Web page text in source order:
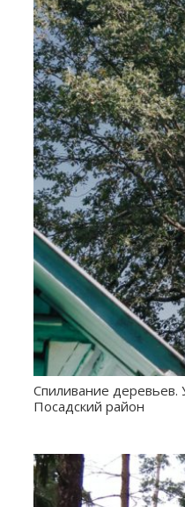
Спиливание деревьев.
Посадский район